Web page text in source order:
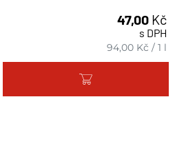
47,00 Kč
s DPH
94,00 Kč /1 l